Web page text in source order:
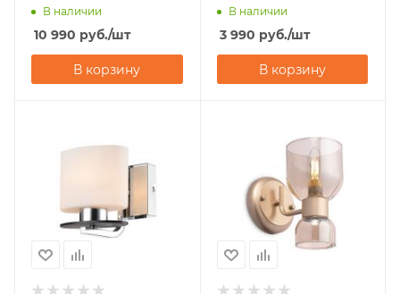
В наличии
10 990 руб./шт
В корзину
В наличии
3 990 руб./шт
В корзину